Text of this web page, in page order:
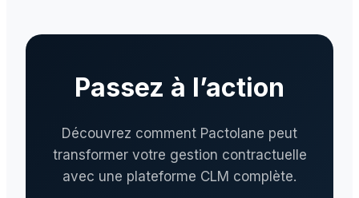
Passez à l’action
Découvrez comment Pactolane peut
transformer votre gestion contractuelle
avec une plateforme CLM complète.